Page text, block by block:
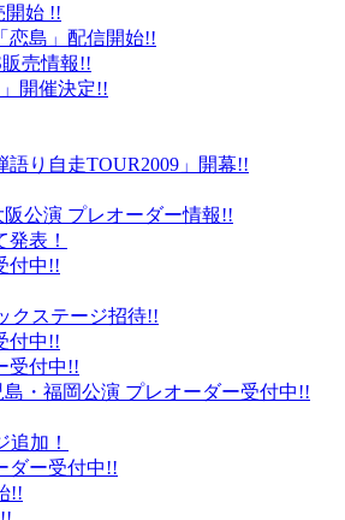
開始 !!
恋島」配信開始!!
売情報!!
開催決定!!
語り自走TOUR2009」開幕!!
公演 プレオーダー情報!!
表！
付中!!
クステージ招待!!
付中!!
受付中!!
・福岡公演 プレオーダー受付中!!
加！
ダー受付中!!
!!